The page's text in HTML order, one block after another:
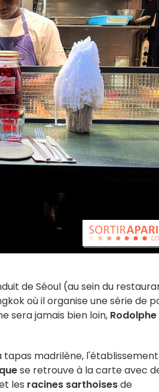
de Séoul (au sein du
où il organise une série de
sera jamais bien loin, Rodolphe
madrilène,
se retrouve à la carte avec
les racines sarthoisesde